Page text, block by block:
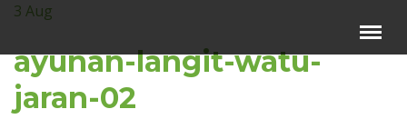
×
3 Aug
ayunan-langit-watu-
jaran-02